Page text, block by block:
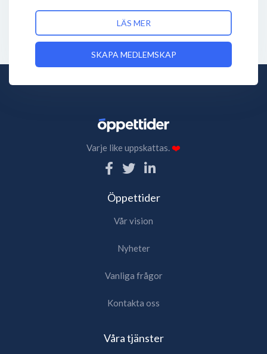
LÄS MER
SKAPA MEDLEMSKAP
Varje like uppskattas.❤️
Öppettider
Vår vision
Nyheter
Vanliga frågor
Kontakta oss
Våra tjänster